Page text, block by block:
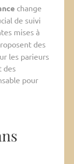
change
de suivi
mises à
des
les parieurs
des
pour